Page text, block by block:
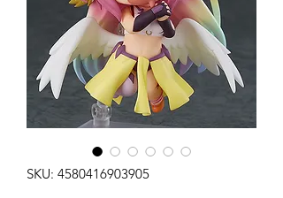
SKU: 4580416903905